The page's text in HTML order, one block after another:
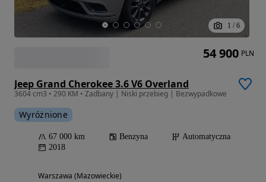
1 / 6
Jeep Grand Cherokee 3.6 V6 Overland
3604 cm3 • 290 KM • Zadbany | Niski przebieg | Bezwypadkowe
Wyróżnione
67 000 km Benzyna
Automatyczna
2018
Warszawa (Mazowieckie)
54 900 PLN